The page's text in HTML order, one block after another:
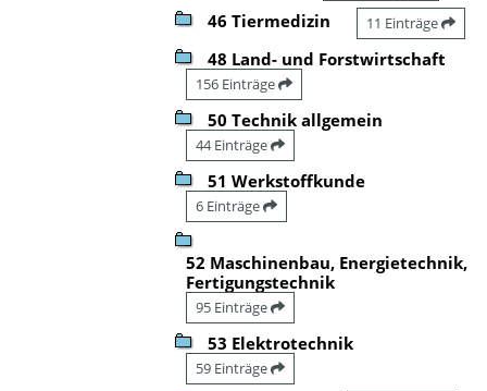
46 Tiermedizin 11 Einträge
48 Land- und Forstwirtschaft
156 Einträge
50 Technik allgemein
44 Einträge
51 Werkstoffkunde
6 Einträge
52 Maschinenbau, Energietechnik,
Fertigungstechnik
95 Einträge
53 Elektrotechnik
59 Einträge